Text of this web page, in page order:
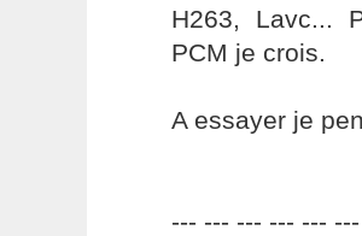
H263, Lavc...
PCM je crois.
A essayer je
--- --- --- --- ---